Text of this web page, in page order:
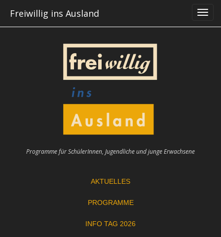
Freiwillig ins Ausland
Programme für SchülerInnen, Jugendliche und junge Erwachsene
AKTUELLES
PROGRAMME
INFO TAG 2026